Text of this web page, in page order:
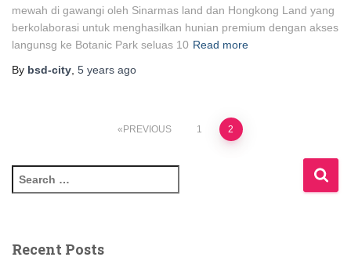
mewah di gawangi oleh Sinarmas land dan Hongkong Land yang
berkolaborasi untuk menghasilkan hunian premium dengan akses
langunsg ke Botanic Park seluas 10 Read more
By bsd-city 5 years ago
PREVIOUS 1 2
Recent Posts